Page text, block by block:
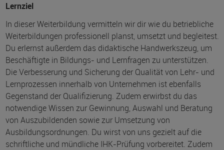
Lernziel
In dieser Weiterbildung vermitteln wir dir wie du betriebliche
Weiterbildungen professionell planst, umsetzt und begleitest.
Du erlernst außerdem das didaktische Handwerkszeug, um
Beschäftigte in Bildungs- und Lernfragen zu unterstützen.
Die Verbesserung und Sicherung der Qualität von Lehr- und
Lernprozessen innerhalb von Unternehmen ist ebenfalls
Gegenstand der Qualifizierung. Zudem erwirbst du das
notwendige Wissen zur Gewinnung, Auswahl und Beratung
von Auszubildenden sowie zur Umsetzung von
Ausbildungsordnungen. Du wirst von uns gezielt auf die
schriftliche und mündliche IHK-Prüfung vorbereitet. Zudem